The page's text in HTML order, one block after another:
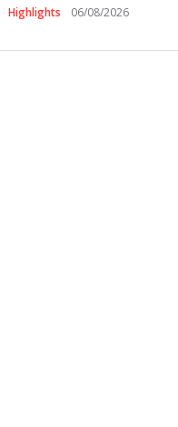
Highlights 06/08/2026